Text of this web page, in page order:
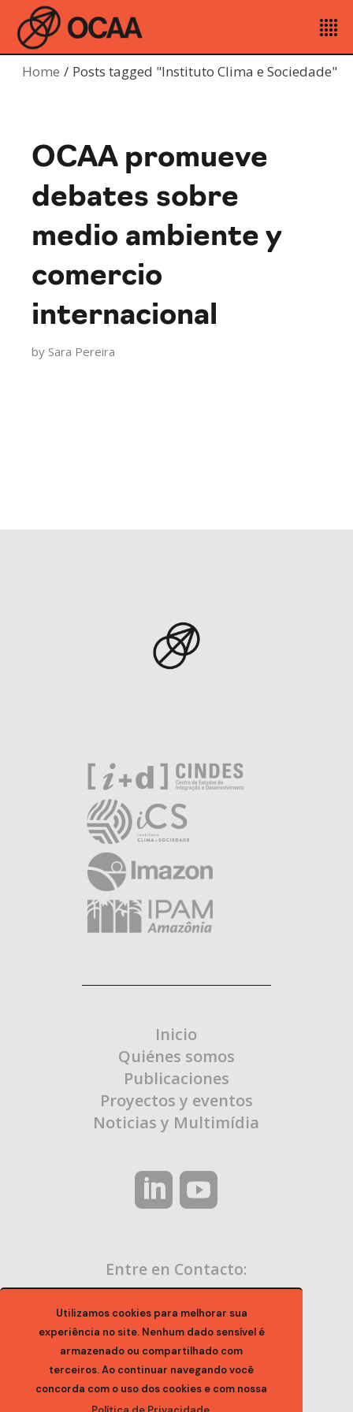
Utilizamos cookies para melhorar sua
experiência no site. Nenhum dado sensível é
armazenado ou compartilhado com
terceiros. Ao continuar navegando você
concorda com o uso dos cookies e com nossa
Home Posts tagged "Instituto Clima e Sociedade"
OCAA promueve
debates sobre
medio ambiente y
comercio
internacional
by Sara Pereira
Inicio
Quiénes somos
Publicaciones
Proyectos y eventos
Noticias y Multimídia
Entre en Contacto:
contato@ocaa.org.br